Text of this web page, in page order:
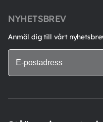
NYHETSBREV
Anmäl dig till vårt